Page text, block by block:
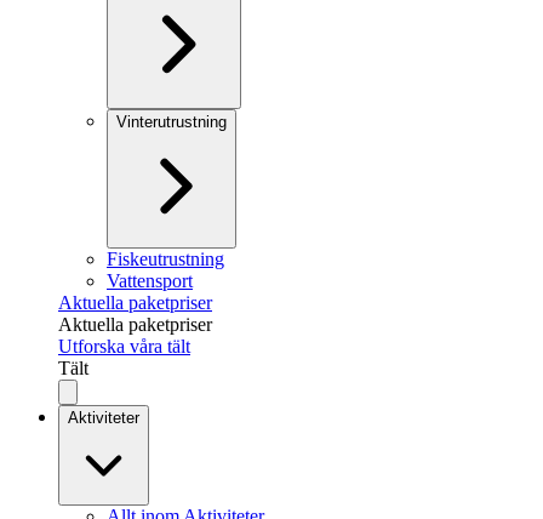
Vinterutrustning
Fiskeutrustning
Vattensport
Aktuella paketpriser
Aktuella paketpriser
Utforska våra tält
Tält
Aktiviteter